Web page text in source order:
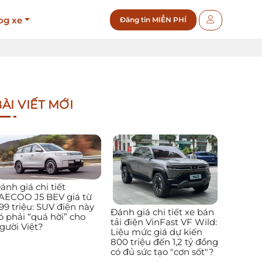
xe Đăng tin MIỄN PHÍ
VIẾT MỚI
giá chi tiết
J5 BEV giá từ
triệu: SUV điện này
phải “quá hời” cho
Việt?
Đánh giá chi tiết xe bán
tải điện VinFast VF Wild:
Liệu mức giá dự kiến
800 triệu đến 1,2 tỷ đồng
có đủ sức tạo "cơn sốt"?